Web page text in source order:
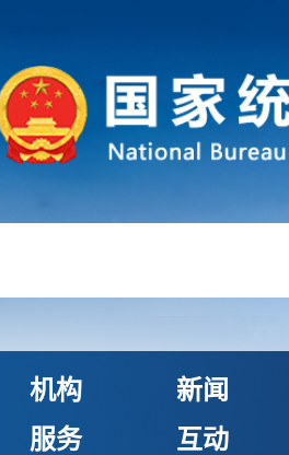
机构
新闻
服务
互动